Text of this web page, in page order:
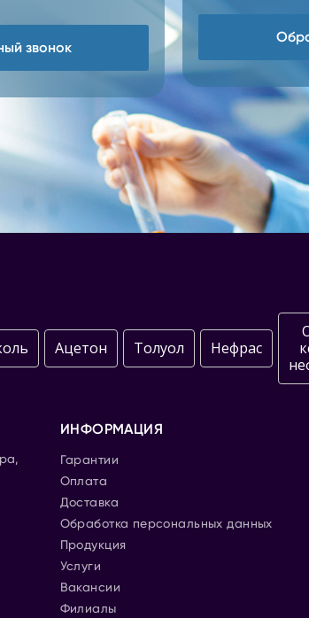
звонок
Ацетон Толуол Нефрас
ИНФОРМАЦИЯ
Гарантии
Оплата
Доставка
Обработка персональных данных
Продукция
Услуги
Вакансии
Филиалы